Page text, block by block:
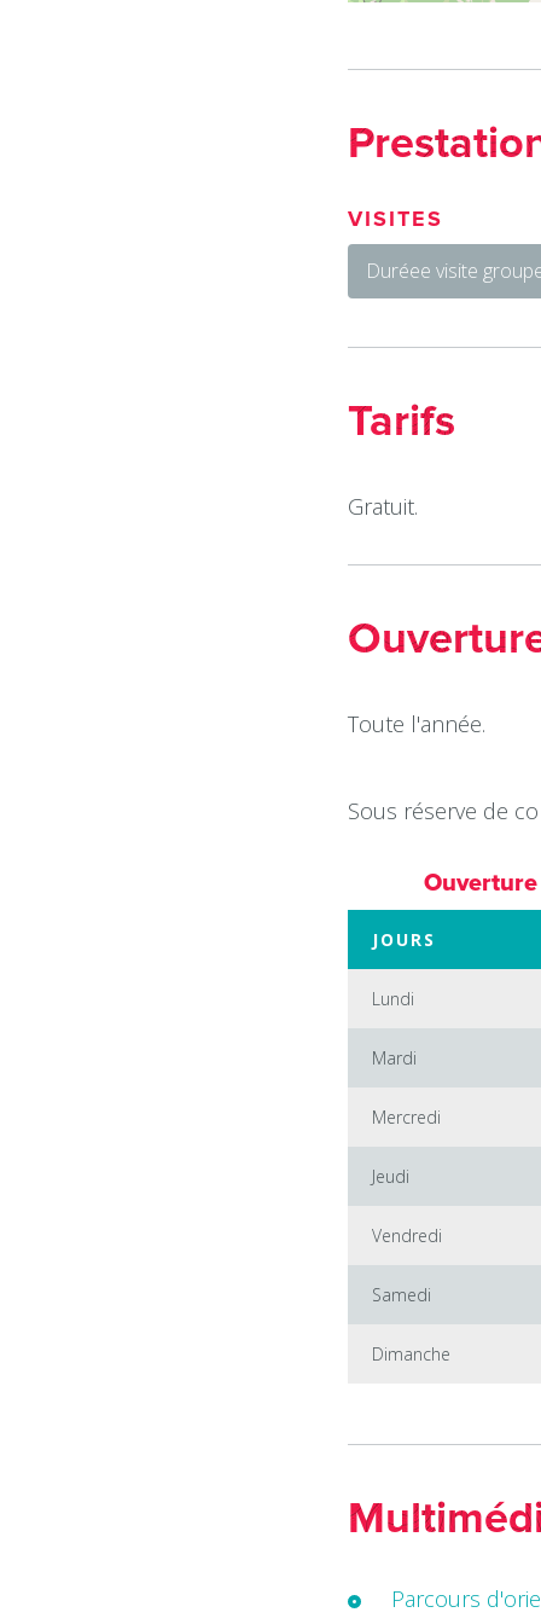
VISITES
Duréee visite
Tarifs
Gratuit.
Toute l'année.
Sous réserve de
JOURS
Lundi
Mardi
Mercredi
Jeudi
Vendredi
Samedi
Dimanche
Parcours